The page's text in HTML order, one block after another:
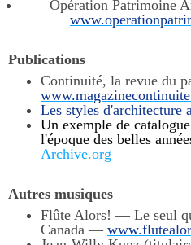
Opération Patrimoine
Publications
Continuité, la revue du
Les styles d'architecture
Un exemple de
l'époque des belles
Archive.org
Autres musiques
Flûte Alors! — Le seul
Canada —